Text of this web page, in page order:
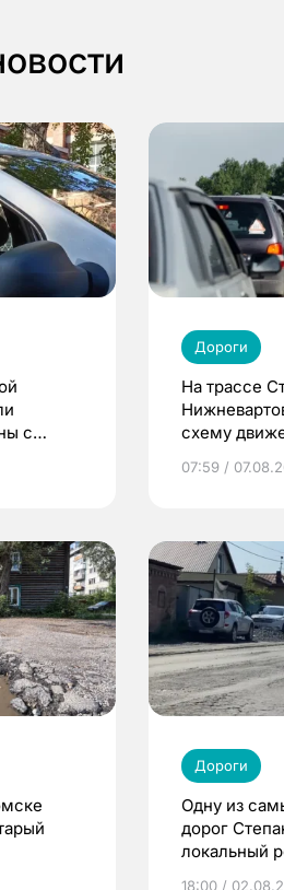
с
Дороги
На трассе
схему
07:59 /
Дороги
Одну из
дорог
локальный
18:00 /